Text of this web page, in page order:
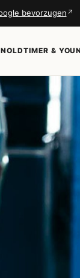
bevorzugen ↗
OLDTIMER &